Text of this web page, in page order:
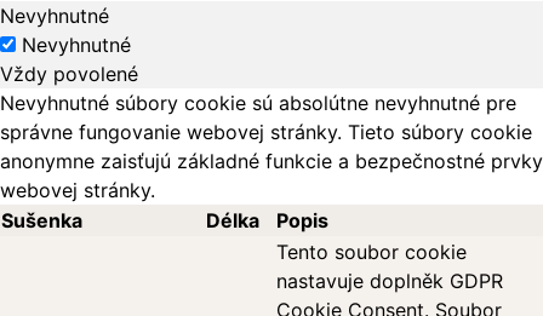
Nevyhnutné
Nevyhnutné
Vždy povolené
Nevyhnutné súbory cookie sú absolútne nevyhnutné pre
správne fungovanie webovej stránky. Tieto súbory cookie
anonymne zaisťujú základné funkcie a bezpečnostné prvky
webovej stránky.
Sušenka
Délka Popis
Tento soubor cookie
nastavuje doplněk GDPR
Cookie Consent. Soubor